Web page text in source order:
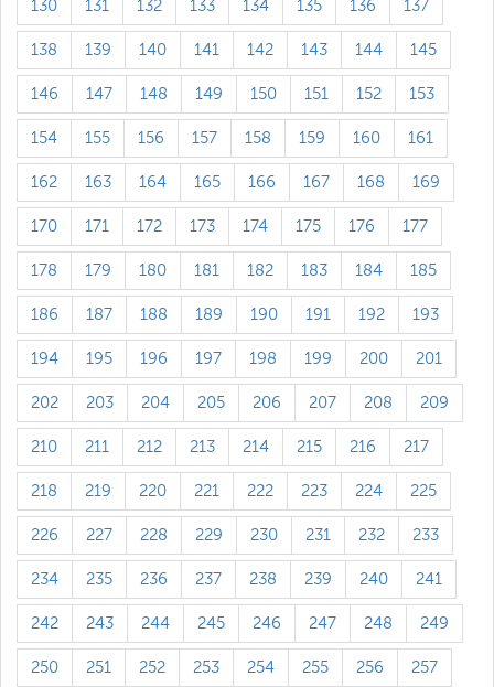
130 131 132 133 134 135 136 137
138 139 140 141 142 143 144 145
146 147 148 149 150 151 152 153
154 155 156 157 158 159 160 161
162 163 164 165 166 167 168 169
170 171 172 173 174 175 176 177
178 179 180 181 182 183 184 185
186 187 188 189 190 191 192 193
194 195 196 197 198 199 200 201
202 203 204 205 206 207 208 209
210 211 212 213 214 215 216 217
218 219 220 221 222 223 224 225
226 227 228 229 230 231 232 233
234 235 236 237 238 239 240 241
242 243 244 245 246 247 248 249
250 251 252 253 254 255 256 257